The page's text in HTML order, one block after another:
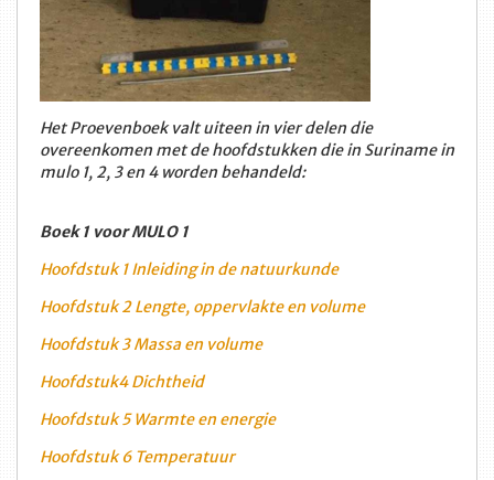
Het Proevenboek valt uiteen in vier delen die
overeenkomen met de hoofdstukken die in Suriname in
mulo 1, 2, 3 en 4 worden behandeld:
Boek 1 voor MULO 1
Hoofdstuk 1 Inleiding in de natuurkunde
Hoofdstuk 2 Lengte, oppervlakte en volume
Hoofdstuk 3 Massa en volume
Hoofdstuk4 Dichtheid
Hoofdstuk 5 Warmte en energie
Hoofdstuk 6 Temperatuur